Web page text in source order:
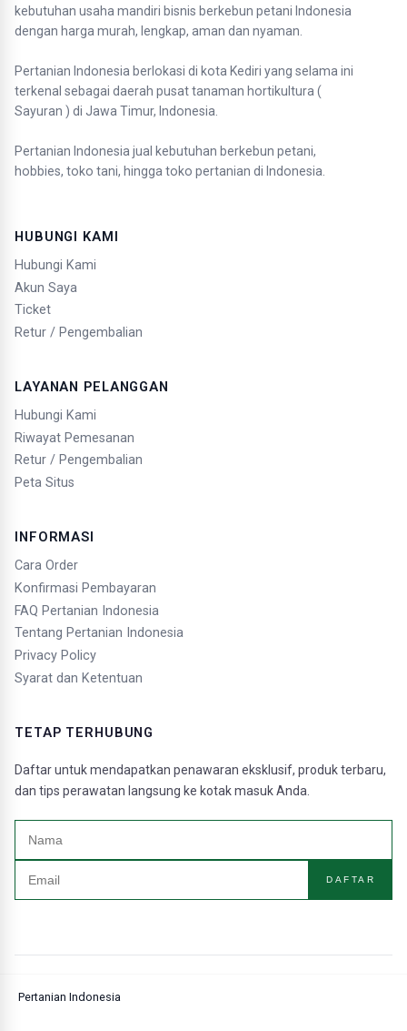
kebutuhan usaha mandiri bisnis berkebun petani Indonesia
dengan harga murah, lengkap, aman dan nyaman.
Pertanian Indonesia berlokasi di kota Kediri yang selama ini
terkenal sebagai daerah pusat tanaman hortikultura (
Sayuran ) di Jawa Timur, Indonesia.
Pertanian Indonesia jual kebutuhan berkebun petani,
hobbies, toko tani, hingga toko pertanian di Indonesia.
HUBUNGI KAMI
Hubungi Kami
Akun Saya
Ticket
Retur / Pengembalian
LAYANAN PELANGGAN
Hubungi Kami
Riwayat Pemesanan
Retur / Pengembalian
Peta Situs
INFORMASI
Cara Order
Konfirmasi Pembayaran
FAQ Pertanian Indonesia
Tentang Pertanian Indonesia
Privacy Policy
Syarat dan Ketentuan
TETAP TERHUBUNG
Daftar untuk mendapatkan penawaran eksklusif, produk terbaru,
dan tips perawatan langsung ke kotak masuk Anda.
DAFTAR
Pertanian Indonesia